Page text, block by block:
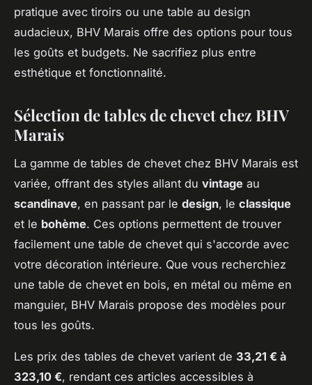
pratique avec tiroirs ou une table au design
audacieux, BHV Marais offre des options pour tous
les goûts et budgets. Ne sacrifiez plus entre
esthétique et fonctionnalité.
Sélection de tables de chevet chez BHV
Marais
La gamme de tables de chevet chez BHV Marais est
variée, offrant des styles allant du vintage au
scandinave, en passant par le design, le classique
et le bohème. Ces options permettent de trouver
facilement une table de chevet qui s'accorde avec
votre décoration intérieure. Que vous recherchiez
une table de chevet en bois, en métal ou même en
manguier, BHV Marais propose des modèles pour
tous les goûts.
Les prix des tables de chevet varient de 33,21 € à
323,10 €, rendant ces articles accessibles à